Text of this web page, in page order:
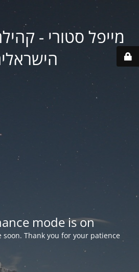
מייפל סטורי -
mode is on
Thank you for your patience!